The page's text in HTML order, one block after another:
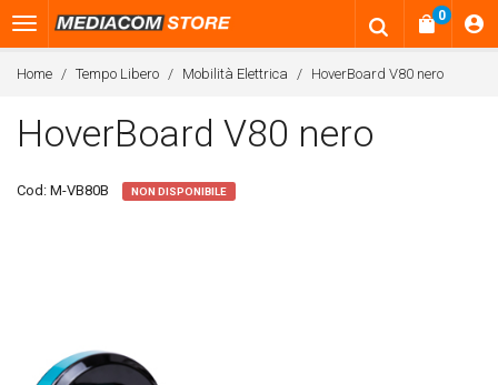
0
Home Tempo Libero Mobilità Elettrica HoverBoard V80 nero
HoverBoard V80 nero
Cod: M-VB80B NON DISPONIBILE